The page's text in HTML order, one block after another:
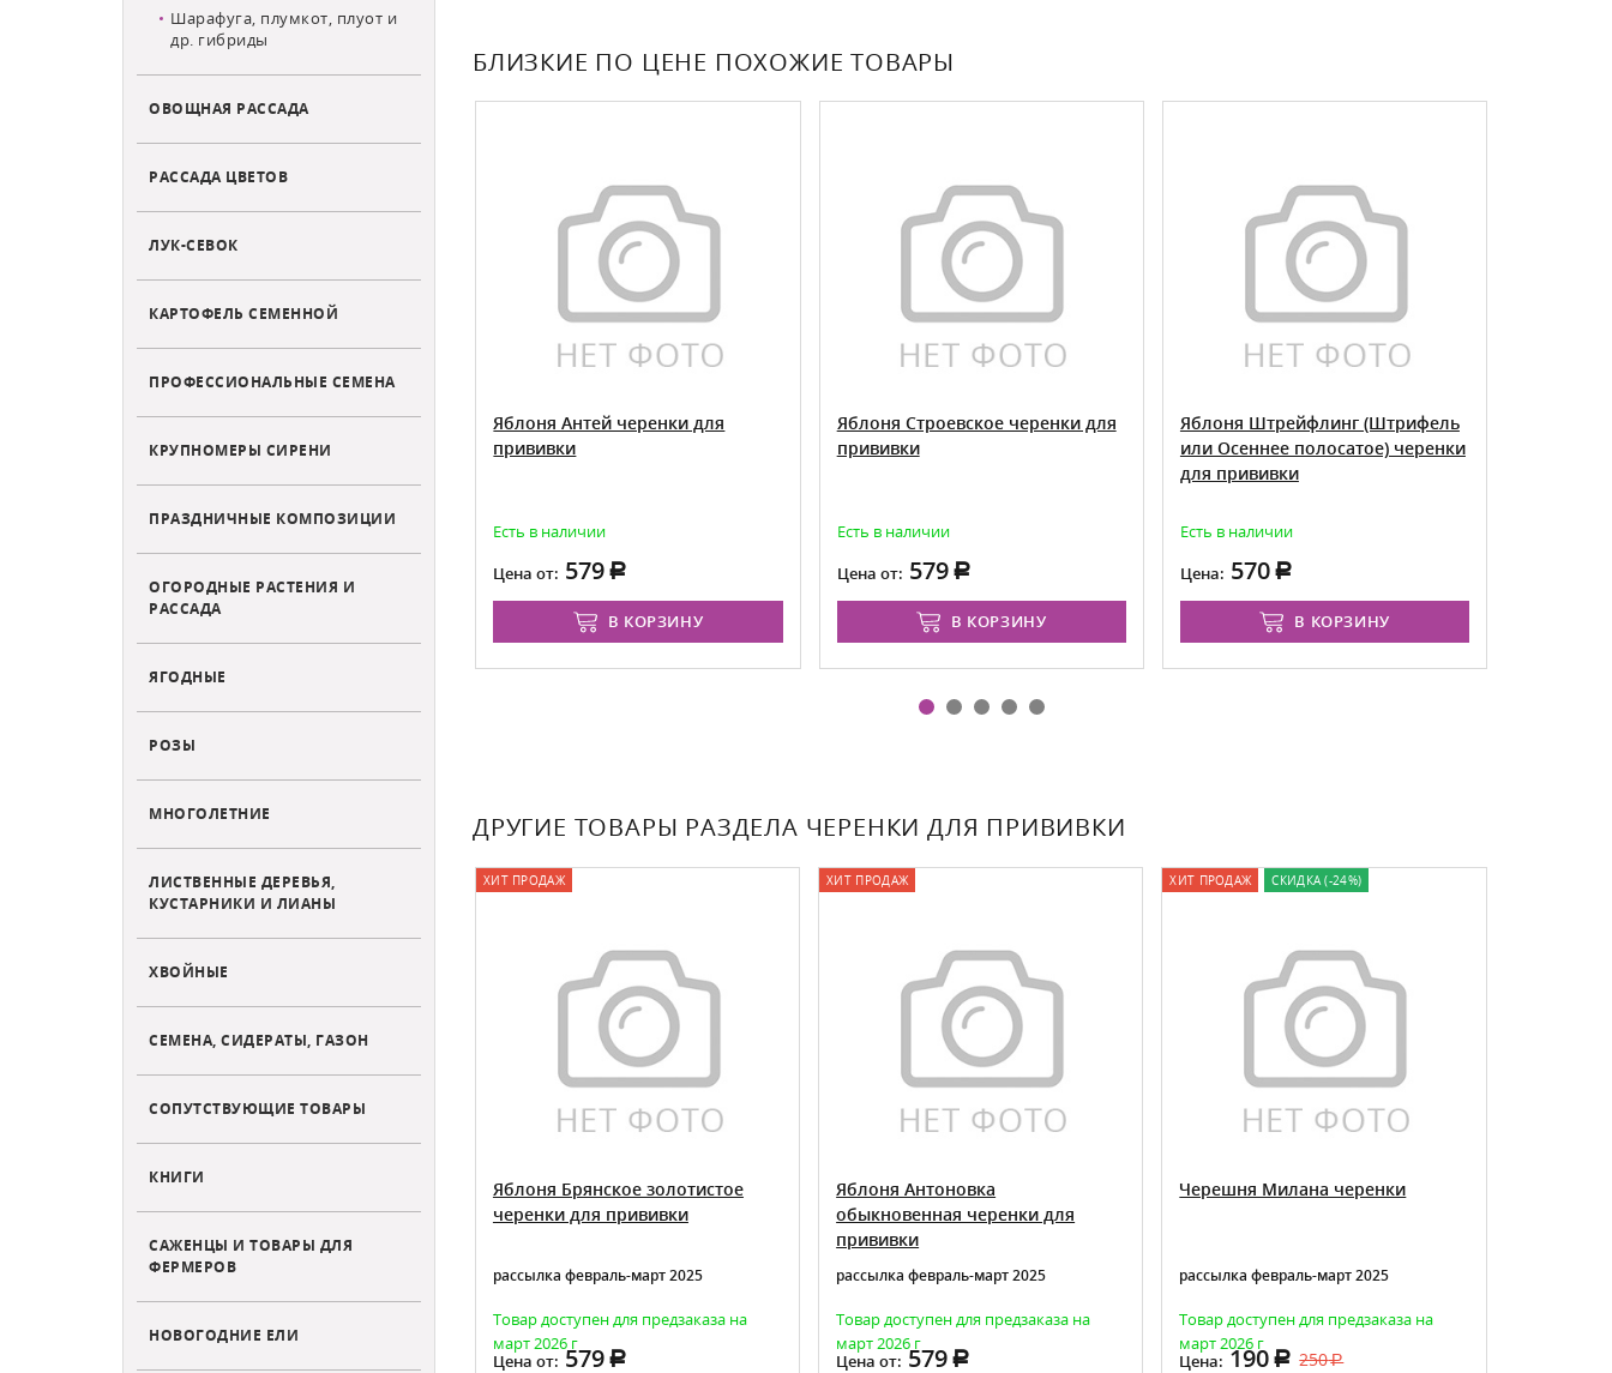
Шарафуга, плумкот, плуот и
др. гибриды
ОВОЩНАЯ РАССАДА
РАССАДА ЦВЕТОВ
ЛУК-СЕВОК
КАРТОФЕЛЬ СЕМЕННОЙ
ПРОФЕССИОНАЛЬНЫЕ СЕМЕНА
КРУПНОМЕРЫ СИРЕНИ
ПРАЗДНИЧНЫЕ КОМПОЗИЦИИ
ОГОРОДНЫЕ РАСТЕНИЯ И
РАССАДА
ЯГОДНЫЕ
РОЗЫ
МНОГОЛЕТНИЕ
ЛИСТВЕННЫЕ ДЕРЕВЬЯ,
КУСТАРНИКИ И ЛИАНЫ
ХВОЙНЫЕ
СЕМЕНА, СИДЕРАТЫ, ГАЗОН
СОПУТСТВУЮЩИЕ ТОВАРЫ
КНИГИ
САЖЕНЦЫ И ТОВАРЫ ДЛЯ
ФЕРМЕРОВ
НОВОГОДНИЕ ЕЛИ
БЛИЗКИЕ ПО ЦЕНЕ ПОХОЖИЕ ТОВАРЫ
Яблоня Коричное Новое черенки
для прививки
Есть в наличии
Яблоня Антей черенки для
прививки
Есть в наличии
Цена от: 579
В КОРЗИНУ
Яблоня Строевское черенки для
прививки
Есть в наличии
Цена от: 579
В КОРЗИНУ
Яблоня Штрейфлинг (Штрифель
или Осеннее полосатое) черенки
для прививки
Есть в наличии
Цена: 570
В КОРЗИНУ
ДРУГИЕ ТОВАРЫ РАЗДЕЛА ЧЕРЕНКИ ДЛЯ ПРИВИВКИ
Яблоня Штрейфлинг (Штрифель
или Осеннее полосатое) черенки
для прививки
ХИТ ПРОДАЖ
Яблоня Брянское золотистое
черенки для прививки
рассылка февраль-март 2025
Товар доступен для предзаказа на
март 2026 г
Цена от: 579
ХИТ ПРОДАЖ
Яблоня Антоновка
обыкновенная черенки для
прививки
рассылка февраль-март 2025
Товар доступен для предзаказа на
март 2026 г
Цена от: 579
ХИТ ПРОДАЖ СКИДКА (-24%)
Черешня Милана черенки
рассылка февраль-март 2025
Товар доступен для предзаказа на
март 2026 г
Цена: 190 250